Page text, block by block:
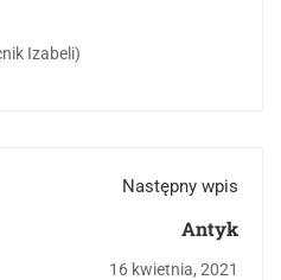
Izabeli)
Następny wpis
Antyk
16 kwietnia, 2021